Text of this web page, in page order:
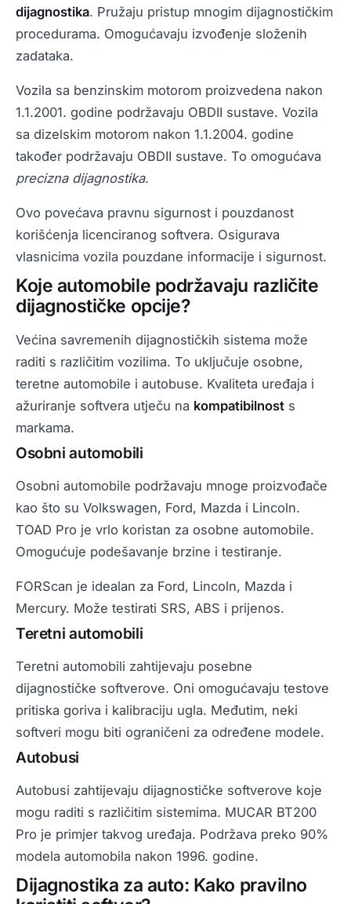
dijagnostika. Pružaju pristup mnogim dijagnostičkim
procedurama. Omogućavaju izvođenje složenih
zadataka.
Vozila sa benzinskim motorom proizvedena nakon
1.1.2001. godine podržavaju OBDII sustave. Vozila
sa dizelskim motorom nakon 1.1.2004. godine
također podržavaju OBDII sustave. To omogućava
precizna dijagnostika.
Ovo povećava pravnu sigurnost i pouzdanost
korišćenja licenciranog softvera. Osigurava
vlasnicima vozila pouzdane informacije i sigurnost.
Koje automobile podržavaju različite
dijagnostičke opcije?
Većina savremenih dijagnostičkih sistema može
raditi s različitim vozilima. To uključuje osobne,
teretne automobile i autobuse. Kvaliteta uređaja i
ažuriranje softvera utječu na kompatibilnost s
markama.
Osobni automobili
Osobni automobile podržavaju mnoge proizvođače
kao što su Volkswagen, Ford, Mazda i Lincoln.
TOAD Pro je vrlo koristan za osobne automobile.
Omogućuje podešavanje brzine i testiranje.
FORScan je idealan za Ford, Lincoln, Mazda i
Mercury. Može testirati SRS, ABS i prijenos.
Teretni automobili
Teretni automobili zahtijevaju posebne
dijagnostičke softverove. Oni omogućavaju testove
pritiska goriva i kalibraciju ugla. Međutim, neki
softveri mogu biti ograničeni za određene modele.
Autobusi
Autobusi zahtijevaju dijagnostičke softverove koje
mogu raditi s različitim sistemima. MUCAR BT200
Pro je primjer takvog uređaja. Podržava preko 90%
modela automobila nakon 1996. godine.
Dijagnostika za auto: Kako pravilno